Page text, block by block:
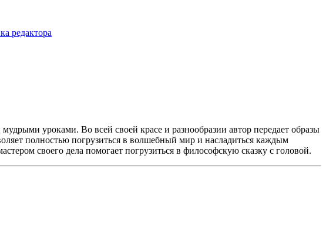
редактора
уроками. Во всей своей красе и разнообразии автор передает образы
полностью погрузиться в волшебный мир и насладиться каждым
своего дела помогает погрузиться в философскую сказку с головой.